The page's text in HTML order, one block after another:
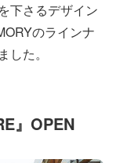
下さるデザイン
のラインナ
た。
』OPEN